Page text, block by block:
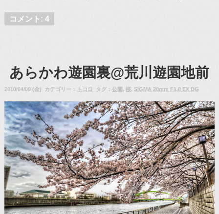
コメント: 4
あらかわ遊園裏@荒川遊園地前
2010/04/09 (金) カテゴリー： トコロ タグ： 公園 , 桜, SIGMA 20mm F1.8 EX DG